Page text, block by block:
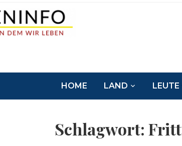
HOME LAND LEUTE
Schlagwort: